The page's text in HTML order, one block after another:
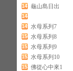
147 龜山島日出
148
149 水母系列7
150 水母系列8
151 水母系列9
152 水母系列10
153 佛從心中來1